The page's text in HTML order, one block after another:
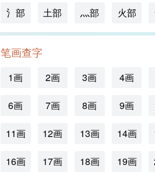
氵部 土部 灬部 火部
笔画查字
1画 2画 3画 4画
6画 7画 8画 9画
11画 12画 13画 14画
16画 17画 18画 19画